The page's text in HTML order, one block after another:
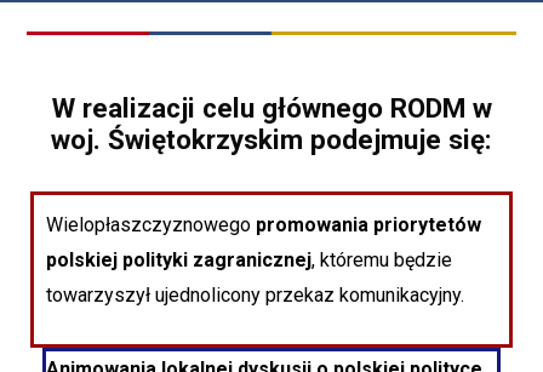
W realizacji celu głównego RODM w
woj. Świętokrzyskim podejmuje się:
Wielopłaszczyznowego promowania priorytetów
polskiej polityki zagranicznej, któremu będzie
towarzyszył ujednolicony przekaz komunikacyjny.